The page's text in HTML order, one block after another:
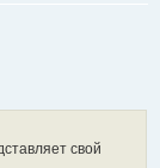
свой